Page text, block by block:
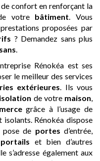
confort en renforçant la
votre bâtiment . Vous
proposées par
? Demandez sans plus
Rénokéa est ses
le meilleur des services
extérieures . Ils vous
isolation de votre maison
grâce à l’usage de
Rénokéa dispose
pose de portes d’entrée,
portails et bien d’autres
s’adresse également aux